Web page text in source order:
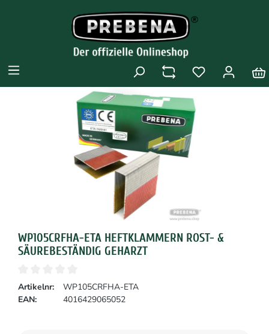
WP105CRFHA-ETA HEFTKLAMMERN ROST- &
SÄUREBESTÄNDIG GEHARZT
Artikelnr:
WP105CRFHA-ETA
EAN:
4016429065052